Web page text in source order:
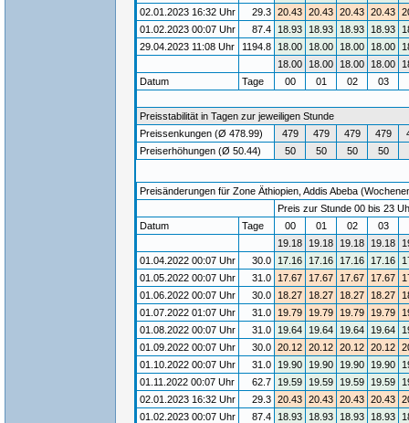
02.01.2023 16:32 Uhr
29.3 20.43 20.43 20.43 20.43
01.02.2023 00:07 Uhr
87.4 18.93 18.93 18.93 18.93
29.04.2023 11:08 Uhr
1194.8 18.00 18.00 18.00 18.00
18.00
18.00 18.00 18.00
Datum
Tage 00 01 02 03
Preisstabilität in Tagen zur jeweiligen Stunde
Preissenkungen (Ø 478.99)
479 479 479 479
Preiserhöhungen (Ø 50.44)
50 50 50 50
Preisänderungen für Zone Äthiopien, Addis Abeba
Preis zur Stunde 00 bis 23
Datum
Tage 00 01 02 03
19.18
19.18 19.18 19.18
01.04.2022 00:07 Uhr
30.0 17.16 17.16 17.16 17.16
01.05.2022 00:07 Uhr
31.0 17.67 17.67 17.67 17.67
01.06.2022 00:07 Uhr
30.0 18.27 18.27 18.27 18.27
01.07.2022 01:07 Uhr
31.0 19.79 19.79 19.79 19.79
01.08.2022 00:07 Uhr
31.0 19.64 19.64 19.64 19.64
01.09.2022 00:07 Uhr
30.0 20.12 20.12 20.12 20.12
01.10.2022 00:07 Uhr
31.0 19.90 19.90 19.90 19.90
01.11.2022 00:07 Uhr
62.7 19.59 19.59 19.59 19.59
02.01.2023 16:32 Uhr
29.3 20.43 20.43 20.43 20.43
01.02.2023 00:07 Uhr
87.4 18.93 18.93 18.93 18.93